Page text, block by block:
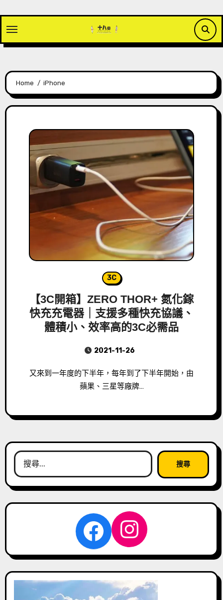
content
Home iPhone
3C
【3C開箱】ZERO THOR+ 氮化鎵
快充充電器｜支援多種快充協議、
體積小、效率高的3C必需品
2021-11-26
又來到一年度的下半年，每年到了下半年開始，由
蘋果、三星等廠牌…
搜
尋
關
Facebook